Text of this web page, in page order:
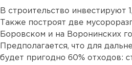
В строительство инвестируют
Также построят две
Боровском и на Воронинских
Предполагается, что для
будет пригодно 60% отходов: